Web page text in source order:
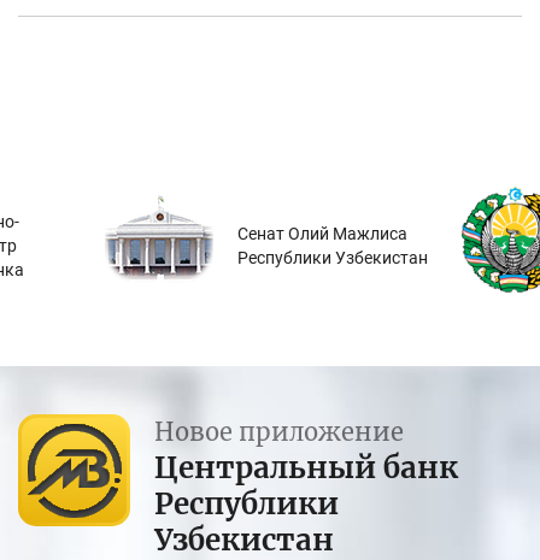
Сенат Олий Мажлиса
Республики Узбекистан
Новое приложение
Центральный банк
Республики
Узбекистан